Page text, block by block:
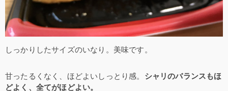
しっかりしたサイズのいなり。美味です。
甘ったるくなく、ほどよいしっとり感。 シャリのバランスもほ
どよく、全てがほどよい。